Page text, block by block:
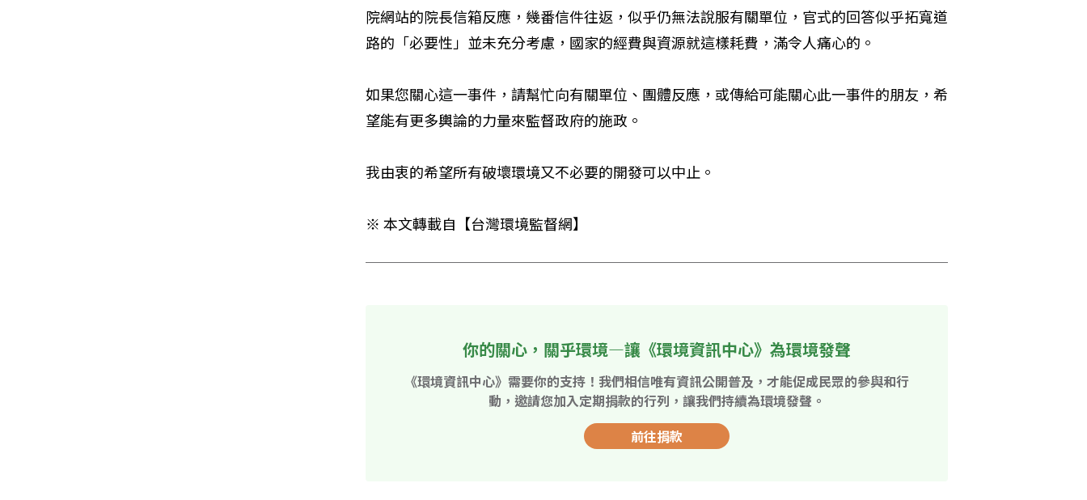
院網站的院長信箱反應，幾番信件往返，似乎仍無法說服有關單位，官式的回答似乎拓寬道
路的「必要性」並未充分考慮，國家的經費與資源就這樣耗費，滿令人痛心的。
如果您關心這一事件，請幫忙向有關單位、團體反應，或傳給可能關心此一事件的朋友，希
望能有更多輿論的力量來監督政府的施政。
我由衷的希望所有破壞環境又不必要的開發可以中止。
※ 本文轉載自【台灣環境監督網】
你的關心，關乎環境—讓《環境資訊中心》為環境發聲
《環境資訊中心》需要你的支持！我們相信唯有資訊公開普及，才能促成民眾的參與和行
動，邀請您加入定期捐款的行列，讓我們持續為環境發聲。
前往捐款